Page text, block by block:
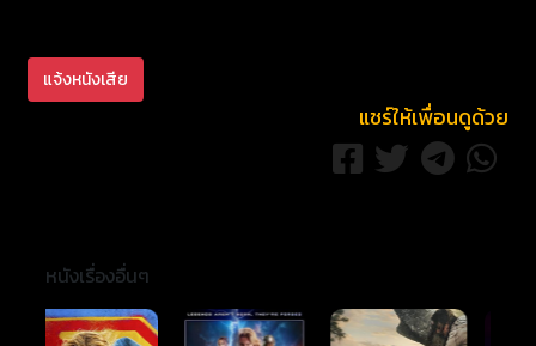
แจ้งหนังเสีย
แชร์ให้เพื่อนดูด้วย
หนังเรื่องอื่นๆ